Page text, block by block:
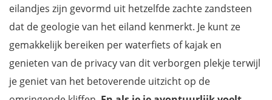
eilandjes zijn gevormd uit hetzelfde zachte zandsteen
dat de geologie van het eiland kenmerkt. Je kunt ze
gemakkelijk bereiken per waterfiets of kajak en
genieten van de privacy van dit verborgen plekje terwijl
je geniet van het betoverende uitzicht op de